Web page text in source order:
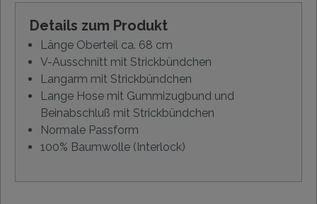
Details zum Produkt
Länge Oberteil ca. 68 cm
V-Ausschnitt mit Strickbündchen
Langarm mit Strickbündchen
Lange Hose mit Gummizugbund und
Beinabschluß mit Strickbündchen
Normale Passform
100% Baumwolle (Interlock)